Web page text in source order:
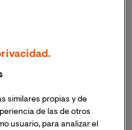
académicos
con la realidad
mundos.
propias palabras, y a
por
cada ensayodistintas
tan sistemático y
similares propias y de
de las de otros
usuario, para analizar el